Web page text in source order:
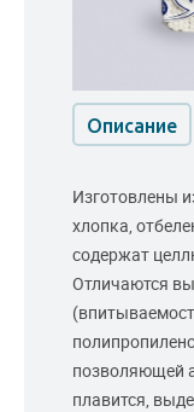
Описание
Изготовлены
хлопка,
содержат
Отличаются
позволяющей
плавится,